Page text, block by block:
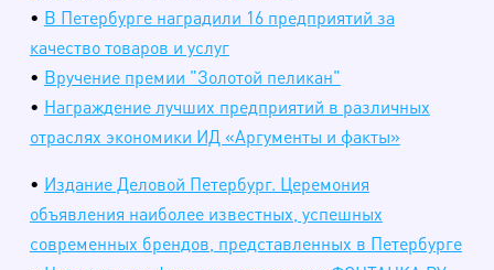
• В Петербурге наградили 16 предприятий за
качество товаров и услуг
• Вручение премии "Золотой пеликан"
• Награждение лучших предприятий в различных
отраслях экономики ИД «Аргументы и факты»
• Издание Деловой Петербург. Церемония
объявления наиболее известных, успешных
современных брендов, представленных в Петербурге